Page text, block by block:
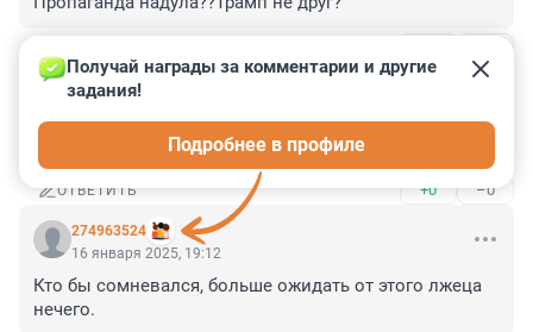
Гость
Ты верил пропаганде.
ОТВЕТИТЬ +0 –0
274963524
Получай награды за комментарии и другие
задания!
Подробнее в профиле
16 января 2025, 19:12
Кто бы сомневался, больше ожидать от этого лжеца
нечего.